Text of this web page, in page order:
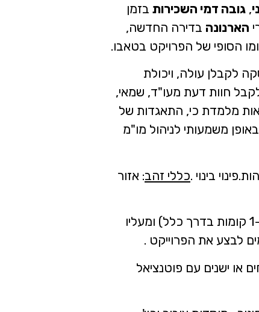
, גובה דמי השכירות בזמן
הארנונה בדירה החדשה,
הסופי של הפרויקט בטאבו.
לקבלן עולה, ויכולת
חוות דעת מעו"ד, שמאי,
מלמדת כי, התאגדות של
משמעותי לניהול מו"מ
בינוי .כללי זהב: אזור
במסגרת זו הדיירים מפונים מדירותיהם , הבניין נהרס (1-4 קומות בדרך כלל) ומעליו
לבצע את הפרוייקט .
או ישנים עם פוטנציאל